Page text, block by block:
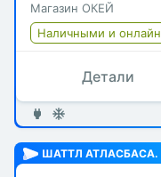
Магазин ОКЕЙ
Наличными и онлайн
Детали
ШАТТЛ АТЛАСБАСА.